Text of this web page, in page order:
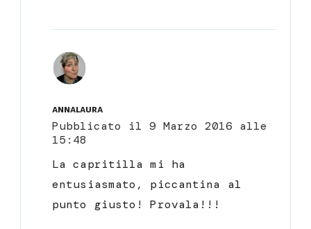
annalaura
Pubblicato il 9 Marzo 2016 alle
15:48
La capritilla mi ha
entusiasmato, piccantina al
punto giusto! Provala!!!